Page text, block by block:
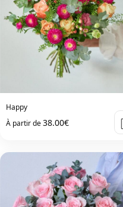
Happy
À partir de38.00€